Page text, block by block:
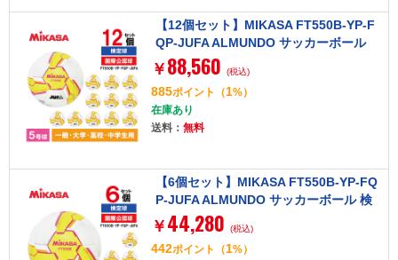
【12個セット】MIKASA FT550B-YP-F
QP-JUFA ALMUNDO サッカーボール
検定球 5号球 貼り 大学サッカー公式試
合球 イエロー/ピンク
￥ 88,560 (税込)
885ポイント （1%）
在庫あり
送料： 無料
【6個セット】MIKASA FT550B-YP-FQ
P-JUFA ALMUNDO サッカーボール 検
定球 5号球 貼り 大学サッカー公式試合
球 イエロー/ピンク
￥ 44,280 (税込)
442ポイント （1%）